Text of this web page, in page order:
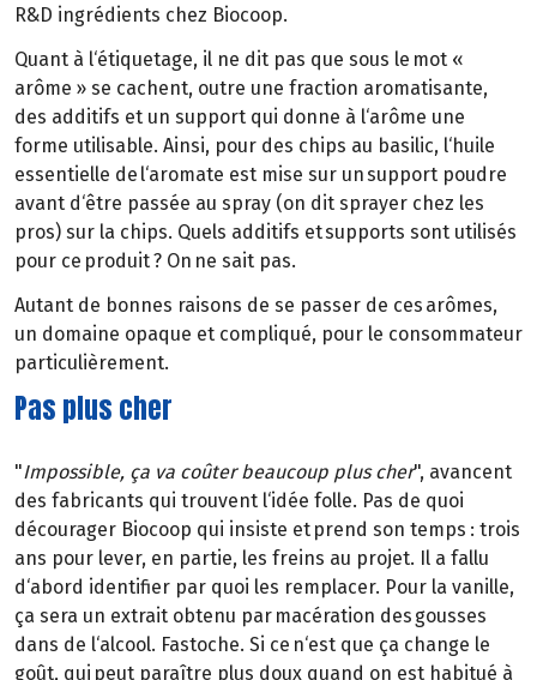
R&D ingrédients chez Biocoop.
Quant à l‘étiquetage, il ne dit pas que sous le mot «
arôme » se cachent, outre une fraction aromatisante,
des additifs et un support qui donne à l‘arôme une
forme utilisable. Ainsi, pour des chips au basilic, l‘huile
essentielle de l‘aromate est mise sur un support poudre
avant d‘être passée au spray (on dit sprayer chez les
pros) sur la chips. Quels additifs et supports sont utilisés
pour ce produit ? On ne sait pas.
Autant de bonnes raisons de se passer de ces arômes,
un domaine opaque et compliqué, pour le consommateur
particulièrement.
Pas plus cher
"Impossible, ça va coûter beaucoup plus cher", avancent
des fabricants qui trouvent l‘idée folle. Pas de quoi
décourager Biocoop qui insiste et prend son temps : trois
ans pour lever, en partie, les freins au projet. Il a fallu
d‘abord identifier par quoi les remplacer. Pour la vanille,
ça sera un extrait obtenu par macération des gousses
dans de l‘alcool. Fastoche. Si ce n‘est que ça change le
goût, qui peut paraître plus doux quand on est habitué à